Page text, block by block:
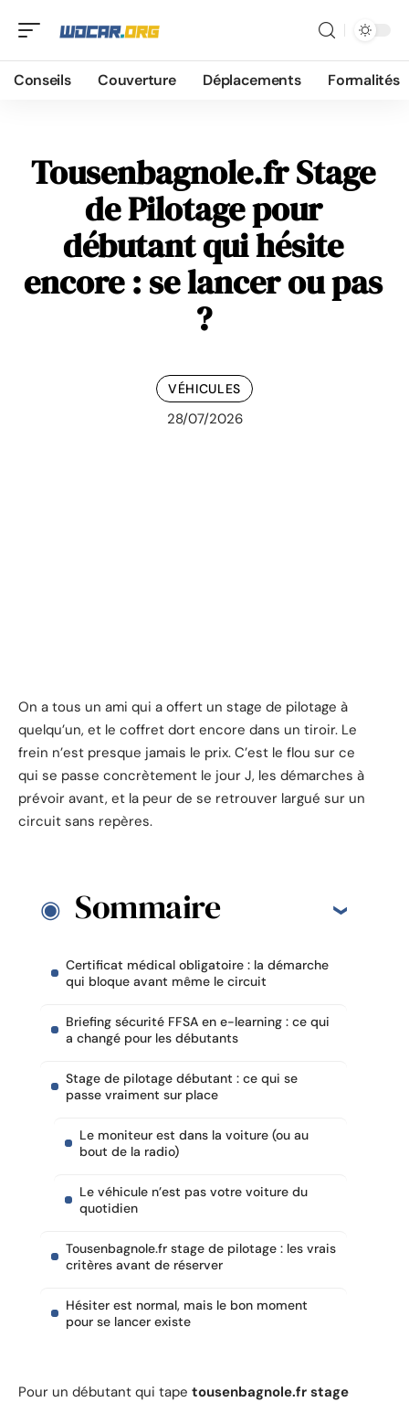
Conseils Couverture Déplacements Formalités
Tousenbagnole.fr Stage
de Pilotage pour
débutant qui hésite
encore : se lancer ou pas
?
VÉHICULES
28/07/2026
On a tous un ami qui a offert un stage de pilotage à
quelqu’un, et le coffret dort encore dans un tiroir. Le
frein n’est presque jamais le prix. C’est le flou sur ce
qui se passe concrètement le jour J, les démarches à
prévoir avant, et la peur de se retrouver largué sur un
circuit sans repères.
Sommaire
Certificat médical obligatoire : la démarche
qui bloque avant même le circuit
Briefing sécurité FFSA en e-learning : ce qui
a changé pour les débutants
Stage de pilotage débutant : ce qui se
passe vraiment sur place
Le moniteur est dans la voiture (ou au
bout de la radio)
Le véhicule n’est pas votre voiture du
quotidien
Tousenbagnole.fr stage de pilotage : les vrais
critères avant de réserver
Hésiter est normal, mais le bon moment
pour se lancer existe
Pour un débutant qui tape tousenbagnole.fr stage